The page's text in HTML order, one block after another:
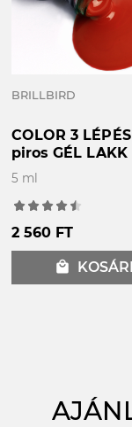
kérdéseid
tudásod,gyere
műkörmös
látott és a
BRILLBIRD
COLOR 3
piros GÉL LAKK
5ML
5 ml
2 560 FT
local_mall